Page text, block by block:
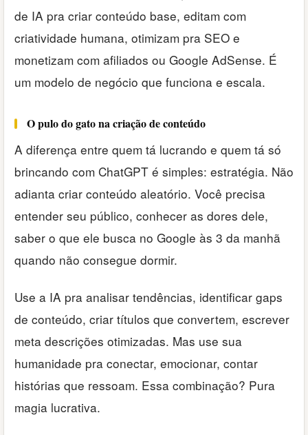
de IA pra criar conteúdo base, editam com
criatividade humana, otimizam pra SEO e
monetizam com afiliados ou Google AdSense. É
um modelo de negócio que funciona e escala.
O pulo do gato na criação de conteúdo
A diferença entre quem tá lucrando e quem tá só
brincando com ChatGPT é simples: estratégia. Não
adianta criar conteúdo aleatório. Você precisa
entender seu público, conhecer as dores dele,
saber o que ele busca no Google às 3 da manhã
quando não consegue dormir.
Use a IA pra analisar tendências, identificar gaps
de conteúdo, criar títulos que convertem, escrever
meta descrições otimizadas. Mas use sua
humanidade pra conectar, emocionar, contar
histórias que ressoam. Essa combinação? Pura
magia lucrativa.